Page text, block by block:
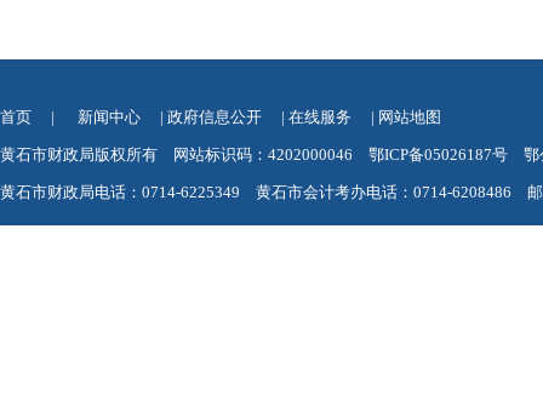
首页 | 新闻中心 | 政府信息公开 | 在线服务 | 网站地图
黄石市财政局版权所有 网站标识码：4202000046 鄂ICP备05026187号 鄂
黄石市财政局电话：0714-6225349 黄石市会计考办电话：0714-6208486